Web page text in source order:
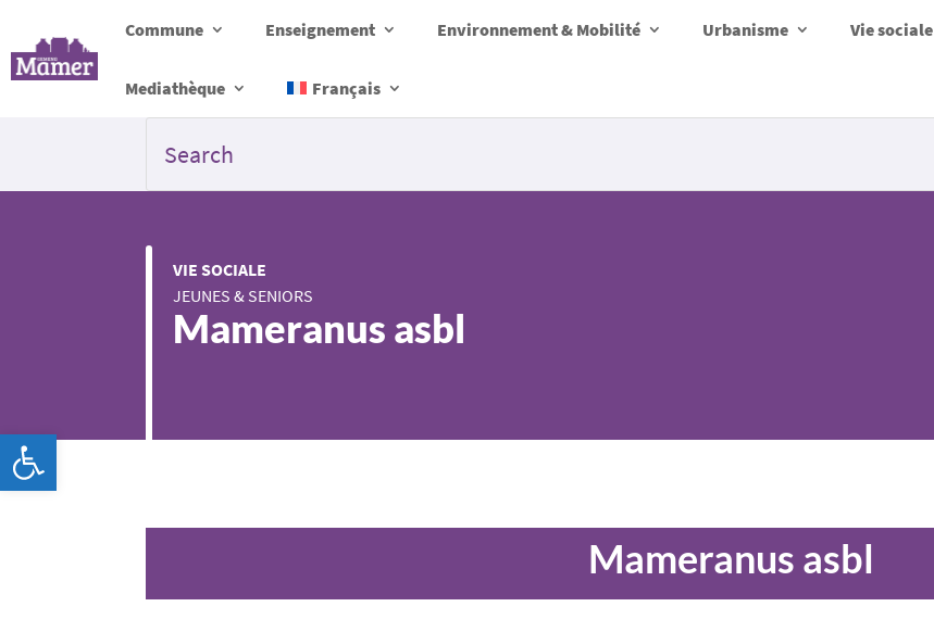
Commune Enseignement Environnement & Mobilité Urbanisme Vie sociale
Mediathèque Français
VIE SOCIALE
JEUNES & SENIORS
Mameranus asbl
Mameranus asbl
Ouvrir la barre d’outils